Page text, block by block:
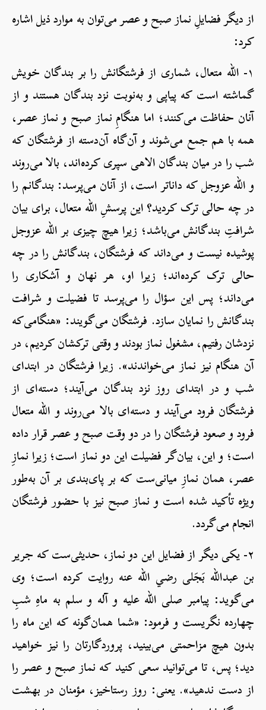
از دیگر فضایلِ نماز صبح و عصر می‌توان به موارد ذیل اشاره
کرد:
۱- الله متعال، شماری از فرشتگانش را بر بندگان خویش
گماشته است که پیاپی و به‌نوبت نزد بندگان هستند و از
آنان حفاظت می‌کنند؛ اما هنگامِ نماز صبح و نماز عصر،
همه با هم جمع می‌شوند و آن‌گاه آن‌دسته از فرشتگان که
شب را در میان بندگان الاهی سپری کرده‌اند، بالا می‌روند
و الله عزوجل که داناتر است، از آنان می‌پرسد: بندگانم را
در چه حالی ترک کردید؟ این پرسشِ الله متعال، برای بیان
شرافتِ بندگانش می‌باشد؛ زیرا هیچ چیزی بر الله عزوجل
پوشیده نیست و می‌داند که فرشتگان، بندگانش را در چه
حالی ترک کرده‌اند؛ زیرا او، هر نهان و آشکاری را
می‌داند؛ پس این سؤال را می‌پرسد تا فضیلت و شرافت
بندگانش را نمایان سازد. فرشتگان می‌گویند: «هنگامی‌که
نزدشان رفتیم، مشغول نماز بودند و وقتی ترکشان کردیم، در
آن هنگام نیز نماز می‌خواندند». زیرا فرشتگان در ابتدای
شب و در ابتدای روز نزد بندگان می‌آیند؛ دسته‌ای از
فرشتگان فرود می‌آیند و دسته‌ای بالا می‌روند و الله متعال
فرود و صعود فرشتگان را در دو وقت صبح و عصر قرار داده
است؛ و این، بیان‌گر فضیلت این دو نماز است؛ زیرا نمازِ
عصر، همان نمازِ میانی‌ست که بر پای‌بندی بر آن به‌طور
ویژه تأکید شده است و نماز صبح نیز با حضور فرشتگان
انجام می‌گردد.
۲- یکی دیگر از فضایل این دو نماز، حدیثی‌ست که جریر
بن عبدالله بَجَلی رضي الله عنه روایت کرده است؛ وی
می‌گوید: پیامبر صلی الله علیه و آله و سلم به ماهِ شبِ
چهارده نگریست و فرمود: «شما همان‌گونه که این ماه را
بدون هیچ مزاحمتی می‌بینید، پروردگارتان را نیز خواهید
دید؛ پس، تا می‌توانید سعی کنید که نماز صبح و عصر را
از دست ندهید». یعنی: روز رستاخیز، مؤمنان در بهشت